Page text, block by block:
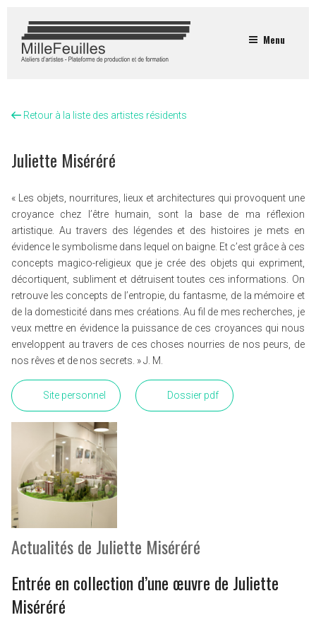
Menu
Retour à la liste des artistes résidents
Juliette Miséréré
« Les objets, nourritures, lieux et architectures qui provoquent une
croyance chez l’être humain, sont la base de ma réflexion
artistique. Au travers des légendes et des histoires je mets en
évidence le symbolisme dans lequel on baigne. Et c’est grâce à ces
concepts magico-religieux que je crée des objets qui expriment,
décortiquent, subliment et détruisent toutes ces informations. On
retrouve les concepts de l’entropie, du fantasme, de la mémoire et
de la domesticité dans mes créations. Au fil de mes recherches, je
veux mettre en évidence la puissance de ces croyances qui nous
enveloppent au travers de ces choses nourries de nos peurs, de
nos rêves et de nos secrets. » J. M.
Site personnel Dossier pdf
Actualités de Juliette Miséréré
Entrée en collection d’une œuvre de Juliette
Miséréré